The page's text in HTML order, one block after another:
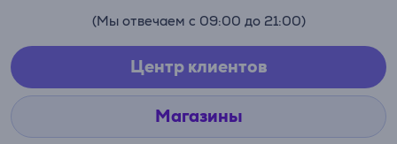
(Мы отвечаем с 09:00 до 21:00)
Центр клиентов
Магазины